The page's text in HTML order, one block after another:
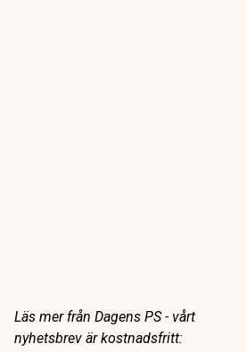
Läs mer från Dagens PS - vårt
nyhetsbrev är kostnadsfritt: